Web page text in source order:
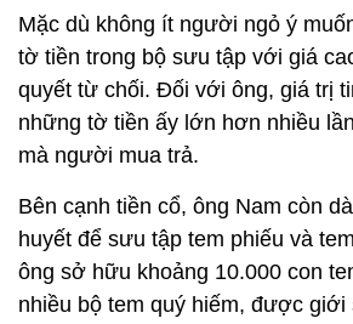
Mặc dù không ít người ngỏ ý
tờ tiền trong bộ sưu tập với giá
quyết từ chối. Đối với ông, giá trị
những tờ tiền ấy lớn hơn nhiều
mà người mua trả.
Bên cạnh tiền cổ, ông Nam còn
huyết để sưu tập tem phiếu và
ông sở hữu khoảng 10.000 con
nhiều bộ tem quý hiếm, được giới